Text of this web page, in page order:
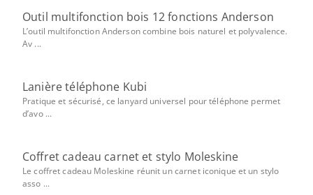
Outil multifonction bois 12 fonctions Anderson
L’outil multifonction Anderson combine bois naturel et polyvalence.
Av ...
Lanière téléphone Kubi
Pratique et sécurisé, ce lanyard universel pour téléphone permet
d’avo ...
Coffret cadeau carnet et stylo Moleskine
Le coffret cadeau Moleskine réunit un carnet iconique et un stylo
asso ...